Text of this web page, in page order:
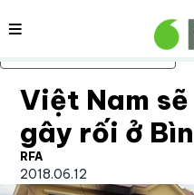
Bỏ qua nội dung chính
Nội dung
Việt Nam
gây rối ở
RFA
2018.06.12